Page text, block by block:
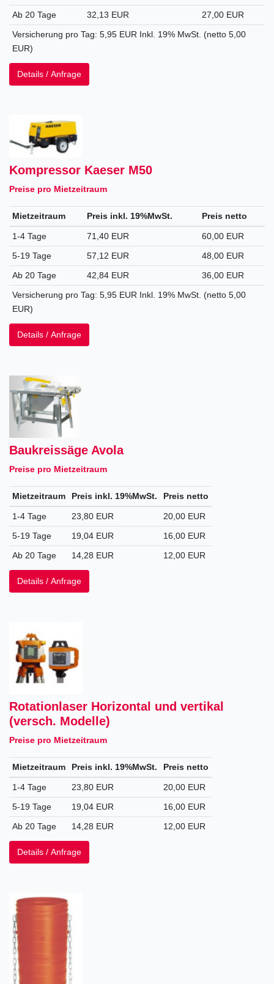
Ab 20 Tage
32,13 EUR
27,00 EUR
Versicherung pro Tag: 5,95 EUR Inkl. 19% MwSt. (netto 5,00
EUR)
Details / Anfrage
Kompressor Kaeser M50
Preise pro Mietzeitraum
Mietzeitraum Preis inkl. 19%MwSt. Preis netto
1-4 Tage 71,40 EUR
60,00 EUR
5-19 Tage
57,12 EUR
48,00 EUR
Ab 20 Tage
42,84 EUR
36,00 EUR
Versicherung pro Tag: 5,95 EUR Inkl. 19% MwSt. (netto 5,00
EUR)
Details / Anfrage
Baukreissäge Avola
Preise pro Mietzeitraum
Mietzeitraum Preis inkl. 19%MwSt. Preis netto
1-4 Tage 23,80 EUR
20,00 EUR
5-19 Tage
19,04 EUR
16,00 EUR
Ab 20 Tage
14,28 EUR 12,00 EUR
Details / Anfrage
Rotationlaser Horizontal und vertikal
(versch. Modelle)
Preise pro Mietzeitraum
Mietzeitraum Preis inkl. 19%MwSt. Preis netto
1-4 Tage 23,80 EUR
20,00 EUR
5-19 Tage
19,04 EUR
16,00 EUR
Ab 20 Tage
14,28 EUR 12,00 EUR
Details / Anfrage